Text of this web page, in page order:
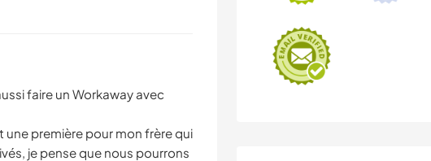
faire un Workaway avec
une première pour mon frère qui
je pense que nous pourrons